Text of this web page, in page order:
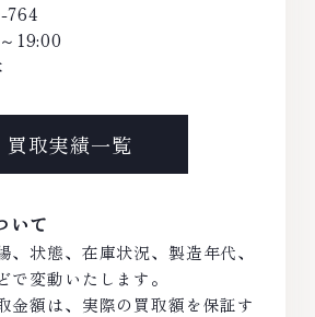
764
19:00
買取実績一覧
いて
、状態、在庫状況、製造年代、
で変動いたします。
金額は、実際の買取額を保証す